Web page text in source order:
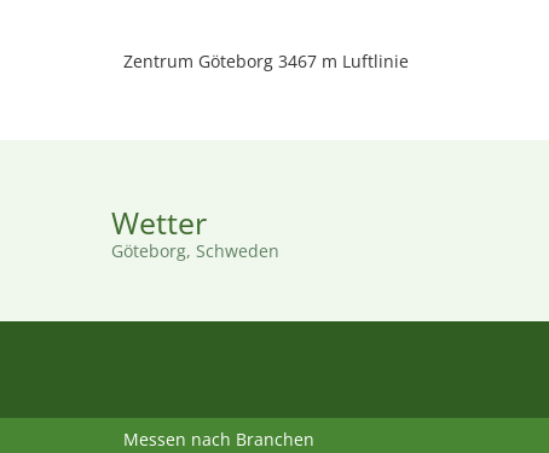
Zentrum Göteborg 3467 m Luftlinie
Wetter
Göteborg, Schweden
Messen nach Branchen